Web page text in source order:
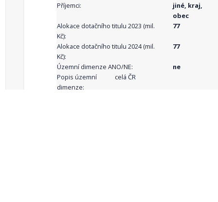
Příjemci:
jiné, kraj,
obec
Alokace dotačního titulu 2023 (mil.
Kč):
77
Alokace dotačního titulu 2024 (mil.
Kč):
77
Územní dimenze ANO/NE:
ne
Popis územní
dimenze:
celá ČR